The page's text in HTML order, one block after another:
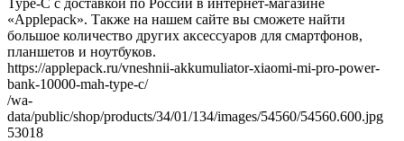
«Applepack». Также на нашем сайте вы сможете найти
большое количество других аксессуаров для смартфонов,
планшетов и ноутбуков.
https://applepack.ru/vneshnii-akkumuliator-xiaomi-mi-pro-power-
bank-10000-mah-type-c/
/wa-
data/public/shop/products/34/01/134/images/54560/54560.600.jpg
53018